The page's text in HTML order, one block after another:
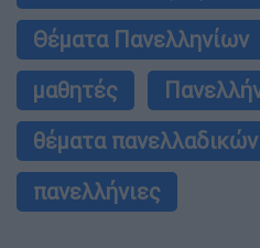
Θέματα Πανελληνίων
μαθητές
θέματα πανελλαδικών
πανελλήνιες